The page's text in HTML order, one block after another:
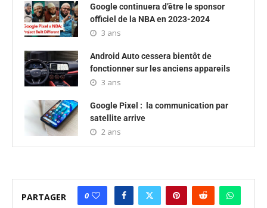
Google continuera d’être le sponsor
officiel de la NBA en 2023-2024
3 ans
Android Auto cessera bientôt de
fonctionner sur les anciens appareils
3 ans
Google Pixel : la communication par
satellite arrive
2 ans
PARTAGER 0